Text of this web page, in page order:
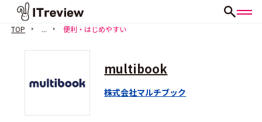
TOP ... 便利・はじめやすい
multibook
株式会社マルチブック